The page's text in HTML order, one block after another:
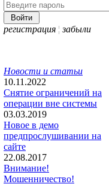
регистрация ¦ забыли
Новости и статьи
10.11.2022
Снятие ограничений на
операции вне системы
03.03.2019
Новое в демо
предпрослушивании на
сайте
22.08.2017
Внимание!
Мошенничество!